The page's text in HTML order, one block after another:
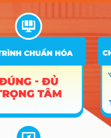
ĐĂNG
Công cụ